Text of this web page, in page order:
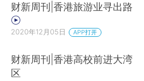
财新周刊|香港旅游业寻出路
2020年12月05日 APP打开
财新周刊|香港高校前进大湾
区